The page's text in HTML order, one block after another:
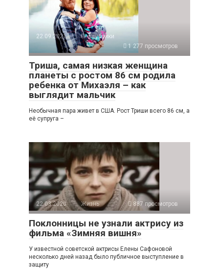
22.09.2021
Без рубрики
1 277 просмотров
Триша, самая низкая женщина
планеты с ростом 86 см родила
ребенка от Михаэля – как
выглядит мальчик
Необычная пара живет в США. Рост Триши всего 86 см, а
её супруга –
22.03.2020 Жизнь 887 просмотров
Поклонницы не узнали актрису из
фильма «Зимняя вишня»
У известной советской актрисы Елены Сафоновой
несколько дней назад было публичное выступление в
защиту